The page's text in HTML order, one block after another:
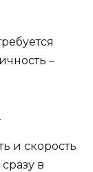
–
и скорость
в